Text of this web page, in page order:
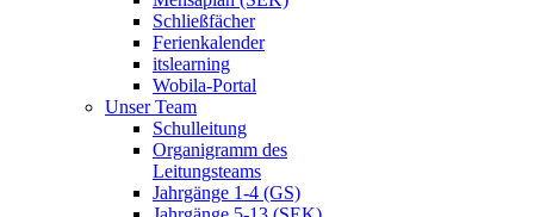
Schließfächer
Ferienkalender
itslearning
Wobila-Portal
Unser Team
Schulleitung
Organigramm des
Leitungsteams
Jahrgänge 1-4 (GS)